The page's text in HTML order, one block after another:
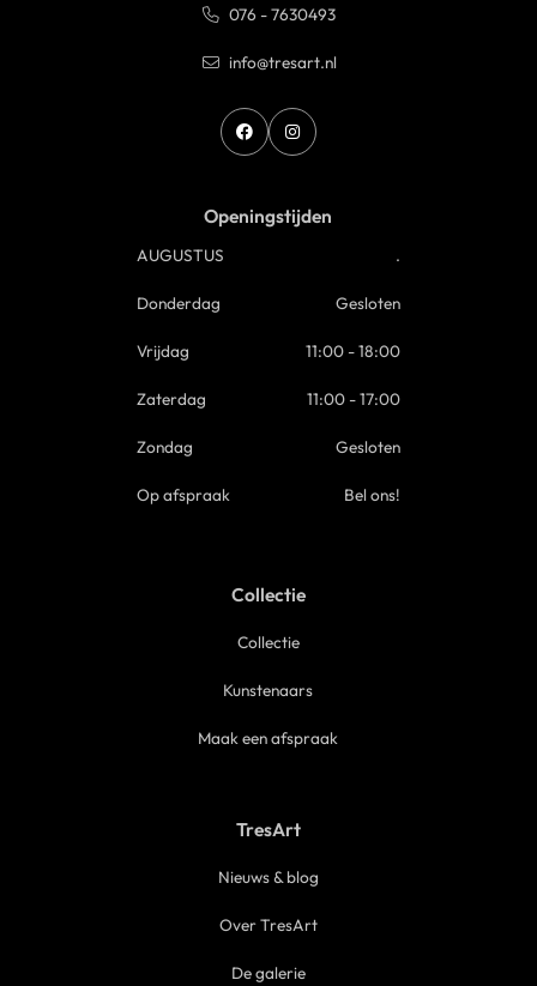
076 - 7630493
info@tresart.nl
Openingstijden
AUGUSTUS .
Donderdag Gesloten
Vrijdag 11:00 - 18:00
Zaterdag 11:00 - 17:00
Zondag Gesloten
Op afspraak Bel ons!
Collectie
Collectie
Kunstenaars
Maak een afspraak
TresArt
Nieuws & blog
Over TresArt
De galerie